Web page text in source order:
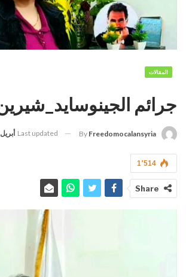
المقالات
جرائم
By Freedomocalansyria
Last updated أبريل 28, 2025
1٬514
Share